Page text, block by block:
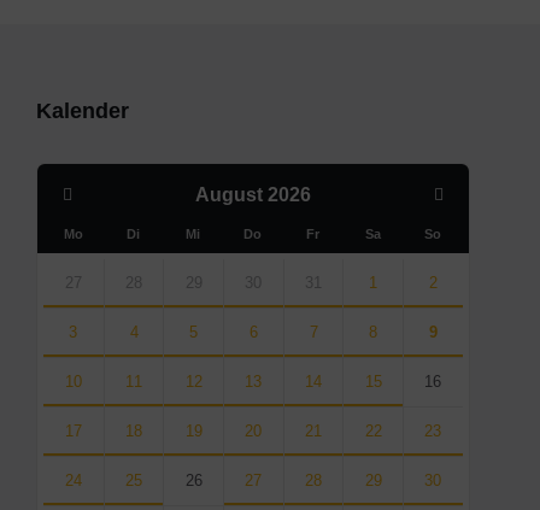
Kalender
August 2026
Month
Mo Di Mi Do Fr Sa So
calendar
days
27 28 29 30 31 1 2
3 4 5 6 7 8 9
10 11 12 13 14 15 16
17 18 19 20 21 22 23
24 25 26 27 28 29 30